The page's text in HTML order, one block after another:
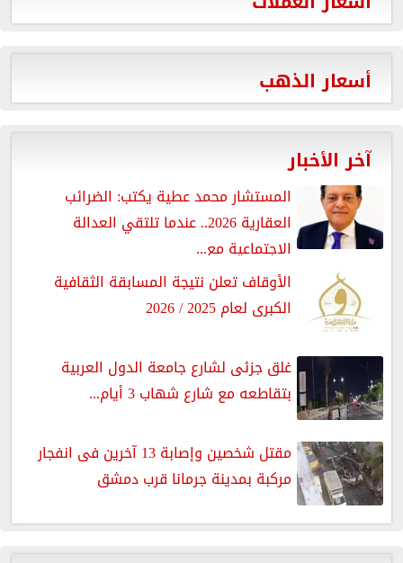
أسعار الذهب
آخر الأخبار
المستشار محمد عطية يكتب: الضرائب
العقارية 2026.. عندما تلتقي العدالة
الاجتماعية مع...
الأوقاف تعلن نتيجة المسابقة الثقافية
الكبرى لعام 2025 / 2026
غلق جزئى لشارع جامعة الدول العربية
بتقاطعه مع شارع شهاب 3 أيام...
مقتل شخصين وإصابة 13 آخرين فى انفجار
مركبة بمدينة جرمانا قرب دمشق